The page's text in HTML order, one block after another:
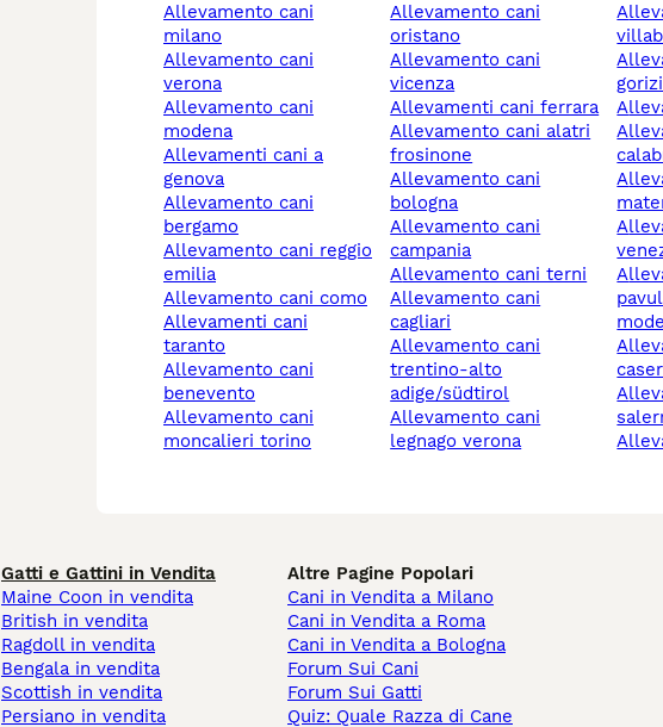
allevamento cani
milano
allevamento cani
verona
allevamento cani
modena
allevamenti cani a
genova
allevamento cani
bergamo
allevamento cani reggio
emilia
allevamento cani como
allevamenti cani
taranto
allevamento cani
benevento
allevamento cani
moncalieri torino
allevamento cani
oristano
allevamento cani
vicenza
allevamenti cani ferrara
allevamento cani alatri
frosinone
allevamento cani
bologna
allevamento cani
campania
allevamento cani terni
allevamento cani
cagliari
allevamento cani
trentino-alto
adige/südtirol
allevamento cani
legnago verona
allevamento cani
allevamento cani
allevamento cani reggio
allevamento cani
allevamenti cani friuli
allevamento cani
allevamento cani
allevamento cani
Gatti e Gattini in Vendita
Maine Coon in vendita
British in vendita
Ragdoll in vendita
Bengala in vendita
Scottish in vendita
Persiano in vendita
Altre Pagine Popolari
Cani in Vendita a Milano
Cani in Vendita a Roma
Cani in Vendita a Bologna
Forum Sui Cani
Forum Sui Gatti
Quiz: Quale Razza di Cane